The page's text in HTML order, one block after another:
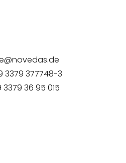
3379 377748-3
36 95 015